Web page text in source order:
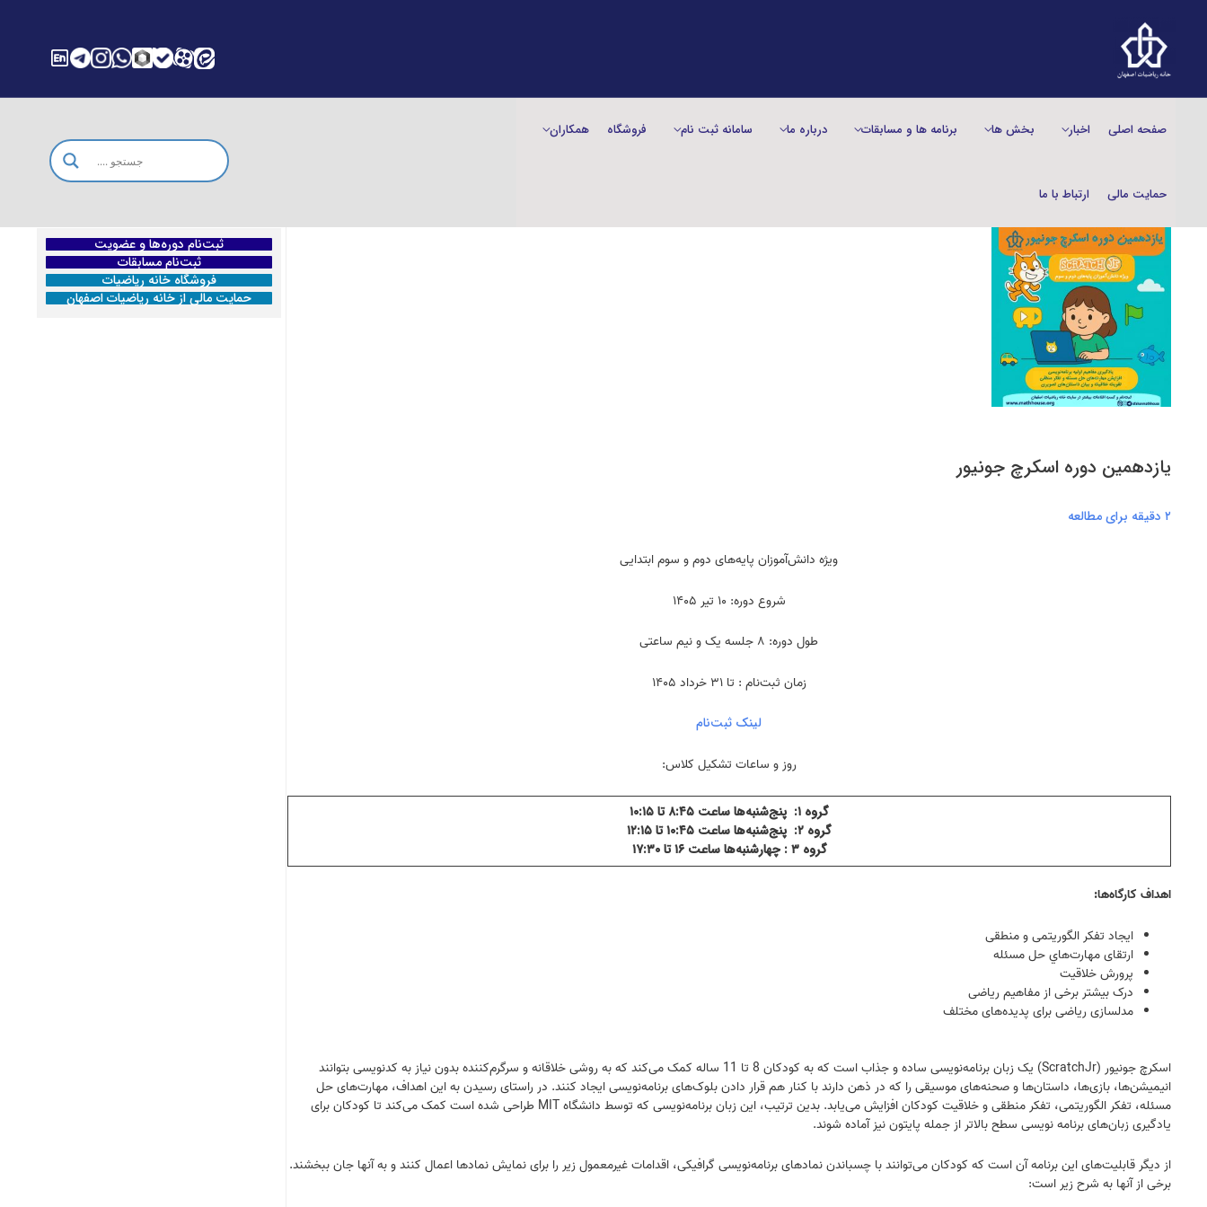
صفحه اصلی اخبار بخش‌ ها برنامه ها و مسابقات درباره ما سامانه ثبت نام فروشگاه همکاران
حمایت مالی ارتباط با ما
یازدهمین دوره اسکرچ جونیور
۲ دقیقه برای مطالعه
ویژه دانش‌آموزان پایه‌های دوم و سوم ابتدایی
شروع دوره: ۱۰ تیر ۱۴۰۵
طول دوره: ۸ جلسه یک و نیم ساعتی
زمان ثبت‌نام : تا ۳۱ خرداد ۱۴۰۵
لینک ثبت‌نام
روز و ساعات تشکیل کلاس:
گروه ۱: پنج‌شنبه‌ها ساعت ۸:۴۵ تا ۱۰:۱۵
گروه ۲: پنج‌شنبه‌ها ساعت ۱۰:۴۵ تا ۱۲:۱۵
گروه ۳ : چهارشنبه‌ها ساعت ۱۶ تا ۱۷:۳۰
اهداف کارگاه‌ها:
ایجاد تفکر الگوریتمی و منطقی
ارتقای مهارت‌هاي حل مسئله
پرورش خلاقیت
درک بیشتر برخی از مفاهیم ریاضی
مدلسازی ریاضی برای پدیده‌های مختلف
اسکرچ جونیور (ScratchJr) یک زبان برنامه‌نویسی ساده و جذاب است که به کودکان 8 تا 11 ساله کمک می‌کند که به روشی خلاقانه و سرگرم‌کننده بدون نیاز به کدنویسی بتوانند
انیمیشن‌ها، بازی‌ها، داستان‌ها و صحنه‌های موسیقی را که در ذهن دارند با کنار هم قرار دادن بلوک‌های برنامه‌نویسی ایجاد کنند. در راستای رسیدن به این اهداف، مهارت‌های حل
مسئله، تفکر الگوریتمی، تفکر منطقی و خلاقیت کودکان افزایش می‌یابد. بدین ترتیب، این زبان برنامه‌نویسی که توسط دانشگاه MIT طراحی شده است کمک می‌کند تا کودکان برای
یادگیری زبان‌های برنامه نویسی سطح بالاتر از جمله پایتون نیز آماده شوند.
از دیگر قابلیت‌های این برنامه آن است که کودکان می‌توانند با چسباندن نمادهای برنامه‌نویسی گرافیکی، اقدامات غیرمعمول زیر را برای نمایش نمادها اعمال کنند و به آنها جان ببخشند.
برخی از آنها به شرح زیر است:
ثبت‌نام دوره‌ها و عضویت
ثبت‌نام مسابقات
فروشگاه خانه ریاضیات
حمایت مالی از خانه ریاضیات اصفهان